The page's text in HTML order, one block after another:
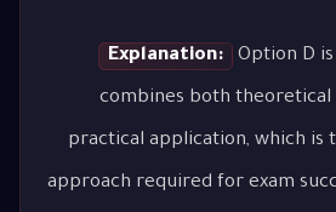
Explanation: Option D
combines both theoretical
practical application, which is
approach required for exam